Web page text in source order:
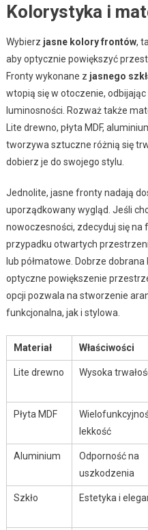
Kolorystyka i
Wybierz jasne kolory frontów,
aby optycznie powiększyć
Fronty wykonane z jasnego
wtopią się w otoczenie,
luminosności. Rozważ także
Lite drewno, płyta MDF,
tworzywa sztuczne różnią się
dobierz je do swojego stylu.
Jednolite, jasne fronty nadają
uporządkowany wygląd. Jeśli
nowoczesności, zdecyduj się
przypadku otwartych
lub półmatowe. Dobrze
optyczne powiększenie
opcji pozwala na stworzenie
funkcjonalna, jak i stylowa.
Materiał Właściwości
Lite drewno Wysoka
Płyta MDF
lekkość
Aluminium
Odporność na
uszkodzenia
Szkło Estetyka i